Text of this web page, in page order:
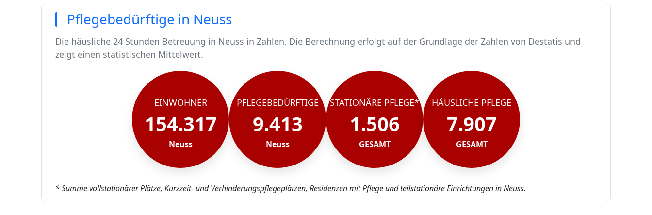
Pflegebedürftige in Neuss
Die häusliche 24 Stunden Betreuung in Neuss in Zahlen. Die Berechnung erfolgt auf der Grundlage der Zahlen von Destatis und
zeigt einen statistischen Mittelwert.
In Neuss leben rund 154317 Menschen.
Von diesen 154317 Einwohnern sind rund 9413 pflegebedürftig.
Ca. 1506 dieser pflegebedürftigen Menschen werden stationär gepflegt*.
Der Großteil der Pflegebedürftigen in Neuss, rund 7907 werden häuslich gepflegt.
EINWOHNER
154.317
Neuss
PFLEGEBEDÜRFTIGE
9.413
Neuss
STATIONÄRE PFLEGE*
1.506
GESAMT
HÄUSLICHE PFLEGE
7.907
GESAMT
* Summe vollstationärer Plätze, Kurzzeit- und Verhinderungspflegeplätzen, Residenzen mit Pflege und teilstationäre Einrichtungen in Neuss.